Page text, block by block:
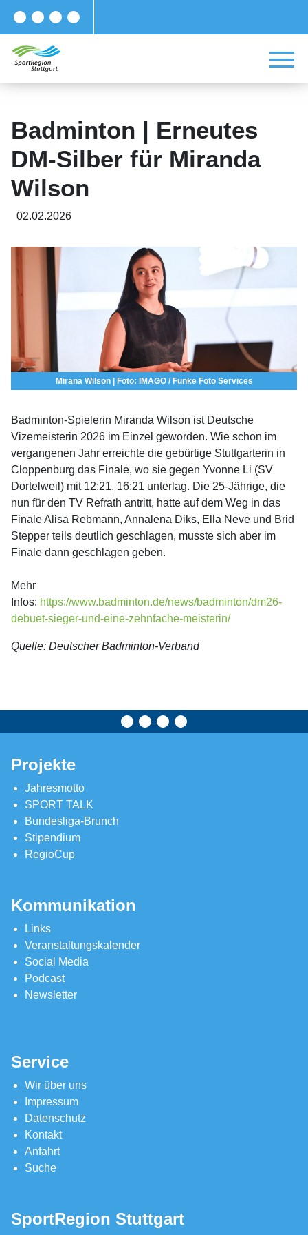
Badminton | Erneutes
DM-Silber für Miranda
Wilson
02.02.2026
Mirana Wilson | Foto: IMAGO / Funke Foto Services
Badminton-Spielerin Miranda Wilson ist Deutsche
Vizemeisterin 2026 im Einzel geworden. Wie schon im
vergangenen Jahr erreichte die gebürtige Stuttgarterin in
Cloppenburg das Finale, wo sie gegen Yvonne Li (SV
Dortelweil) mit 12:21, 16:21 unterlag. Die 25-Jährige, die
nun für den TV Refrath antritt, hatte auf dem Weg in das
Finale Alisa Rebmann, Annalena Diks, Ella Neve und Brid
Stepper teils deutlich geschlagen, musste sich aber im
Finale dann geschlagen geben.
Mehr
Infos: https://www.badminton.de/news/badminton/dm26-
debuet-sieger-und-eine-zehnfache-meisterin/
Quelle: Deutscher Badminton-Verband
Projekte
Jahresmotto
SPORT TALK
Bundesliga-Brunch
Stipendium
RegioCup
Kommunikation
Links
Veranstaltungskalender
Social Media
Podcast
Newsletter
Service
Wir über uns
Impressum
Datenschutz
Kontakt
Anfahrt
Suche
SportRegion Stuttgart